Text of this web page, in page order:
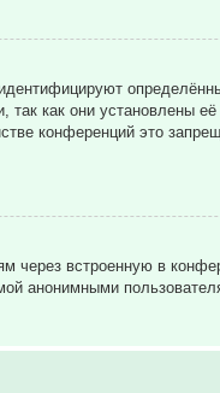
как они установлены
конференций это
через встроенную в
анонимными